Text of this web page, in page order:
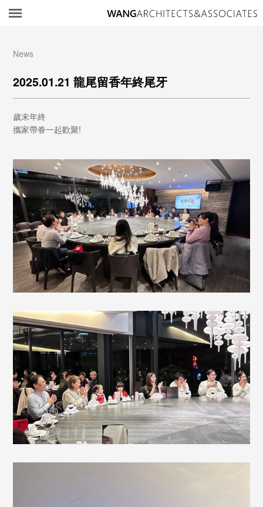
News
2025.01.21 龍尾留香年終尾牙
歲末年終
攜家帶眷一起歡聚!